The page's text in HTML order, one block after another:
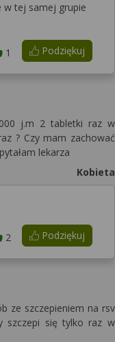
w tej samej grupie
Podziękuj
1
j.m 2 tabletki raz w
? Czy mam zachować
lekarza
Kobieta
Podziękuj
2
ze szczepieniem na rsv
szczepi się tylko raz w